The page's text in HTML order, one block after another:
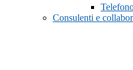
Consulenti e